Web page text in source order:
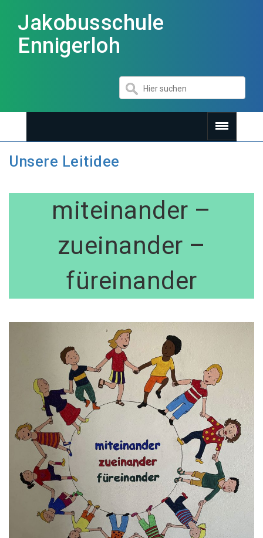
Jakobusschule
Ennigerloh
Unsere Leitidee
miteinander –
zueinander –
füreinander